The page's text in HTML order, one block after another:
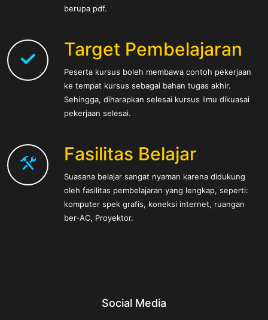
berupa pdf.
Target Pembelajaran
Peserta kursus boleh membawa contoh pekerjaan
ke tempat kursus sebagai bahan tugas akhir.
Sehingga, diharapkan selesai kursus ilmu dikuasai
pekerjaan selesai.
Fasilitas Belajar
Suasana belajar sangat nyaman karena didukung
oleh fasilitas pembelajaran yang lengkap, seperti:
komputer spek grafis, koneksi internet, ruangan
ber-AC, Proyektor.
Social Media